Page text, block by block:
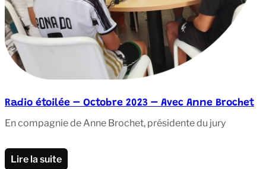
Radio étoilée – Octobre 2023 – Avec Anne Brochet
En compagnie de Anne Brochet, présidente du jury
Lire la suite